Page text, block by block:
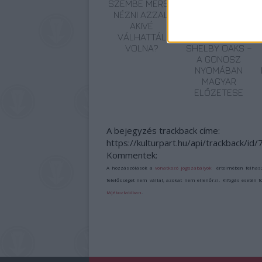
SZEMBE MERSZ
NÉZNI AZZAL,
AKIVÉ
VÁLHATTÁL
VOLNA?
SHELBY OAKS –
A GONOSZ
NYOMÁBAN
MAGYAR
ELŐZETESE
A bejegyzés trackback címe:
https://kulturpart.hu/api/trackback/id/
Kommentek:
A hozzászólások avonatkozó jogszabályok
értelmében
felelősséget nem vállal, azokat nem ellenőrzi. Kifogás
tájékoztatóban